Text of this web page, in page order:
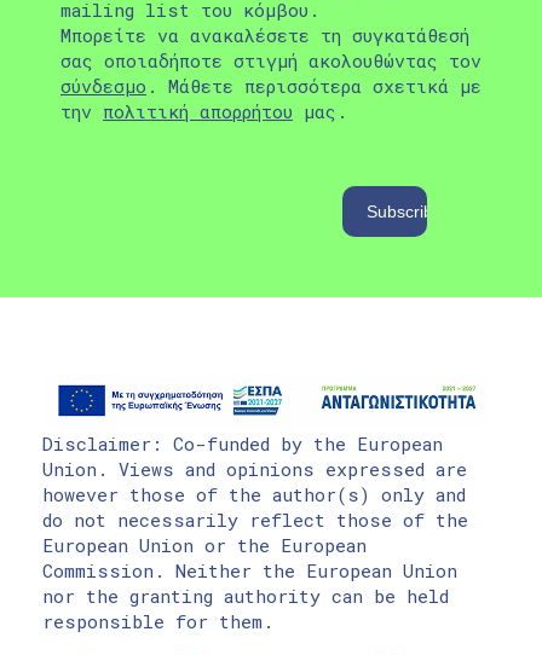
mailing list του κόμβου.
Μπορείτε να ανακαλέσετε τη συγκατάθεσή
σας οποιαδήποτε στιγμή ακολουθώντας τον
σύνδεσμο . Μάθετε περισσότερα σχετικά με
την πολιτική απορρήτου μας.
Disclaimer: Co-funded by the European
Union. Views and opinions expressed are
however those of the author(s) only and
do not necessarily reflect those of the
European Union or the European
Commission. Neither the European Union
nor the granting authority can be held
responsible for them.